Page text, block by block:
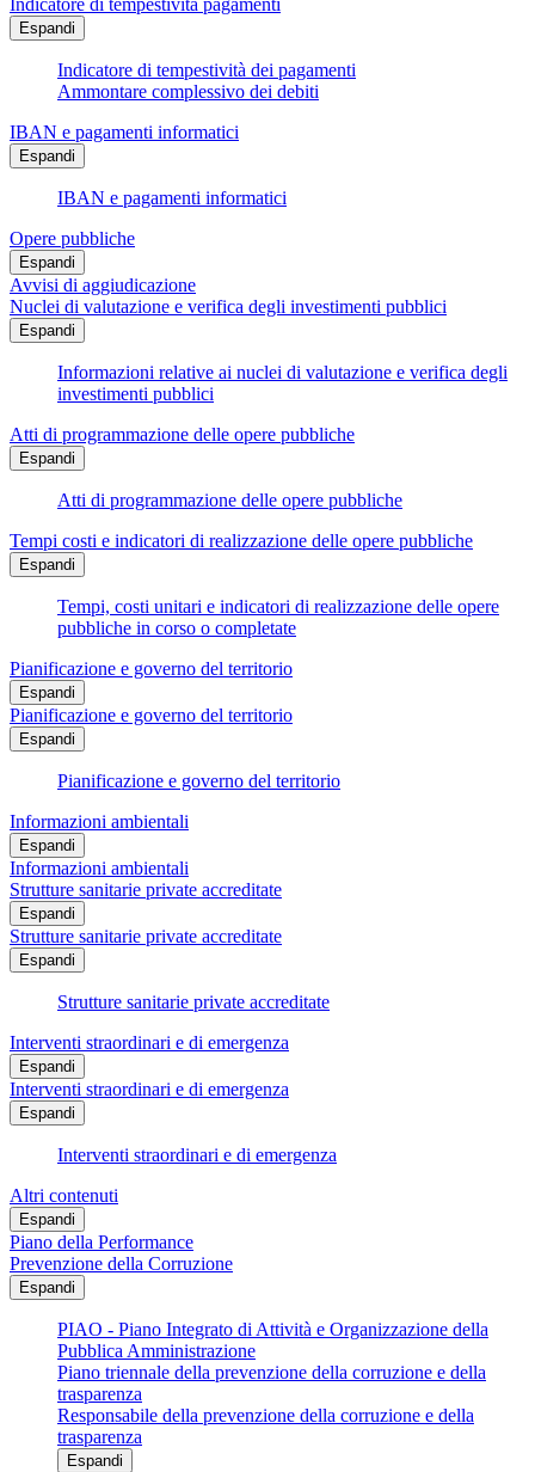
Indicatore di tempestività pagamenti
Espandi
Indicatore di tempestività dei pagamenti
Ammontare complessivo dei debiti
IBAN e pagamenti informatici
Espandi
IBAN e pagamenti informatici
Opere pubbliche
Espandi
Avvisi di aggiudicazione
Nuclei di valutazione e verifica degli investimenti pubblici
Espandi
Informazioni relative ai nuclei di valutazione e verifica degli
investimenti pubblici
Atti di programmazione delle opere pubbliche
Espandi
Atti di programmazione delle opere pubbliche
Tempi costi e indicatori di realizzazione delle opere pubbliche
Espandi
Tempi, costi unitari e indicatori di realizzazione delle opere
pubbliche in corso o completate
Pianificazione e governo del territorio
Espandi
Pianificazione e governo del territorio
Espandi
Pianificazione e governo del territorio
Informazioni ambientali
Espandi
Informazioni ambientali
Strutture sanitarie private accreditate
Espandi
Strutture sanitarie private accreditate
Espandi
Strutture sanitarie private accreditate
Interventi straordinari e di emergenza
Espandi
Interventi straordinari e di emergenza
Espandi
Interventi straordinari e di emergenza
Altri contenuti
Espandi
Piano della Performance
Prevenzione della Corruzione
Espandi
PIAO - Piano Integrato di Attività e Organizzazione della
Pubblica Amministrazione
Piano triennale della prevenzione della corruzione e della
trasparenza
Responsabile della prevenzione della corruzione e della
trasparenza
Espandi